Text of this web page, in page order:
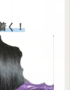
く！